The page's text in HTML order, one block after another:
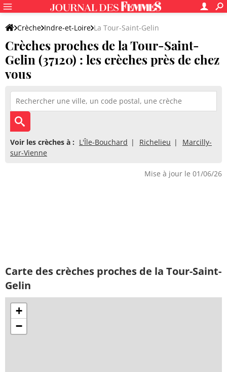
Crèche Indre-et-Loire La Tour-Saint-Gelin
Crèches proches de la Tour-Saint-
Gelin (37120) : les crèches près de chez
vous
Voir les crèches à : L'Île-Bouchard Richelieu
Marcilly-
sur-Vienne
Mise à jour le 01/06/26
Carte des crèches proches de la Tour-Saint-
Gelin
+
−